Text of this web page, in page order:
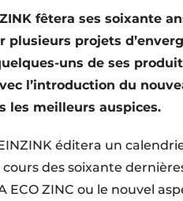
fêtera ses soixante
plusieurs projets
uns de ses
l’introduction du
les meilleurs auspices.
éditera un
des soixante
ECO ZINC ou le nouvel